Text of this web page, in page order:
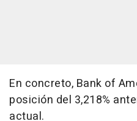
En concreto, Bank of
posición del 3,218%
actual.